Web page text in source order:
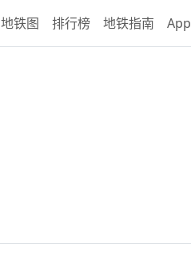
地铁图 排行榜 地铁指南 App